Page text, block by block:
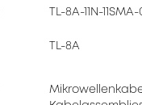
TL-8A-11N-
TL-8A